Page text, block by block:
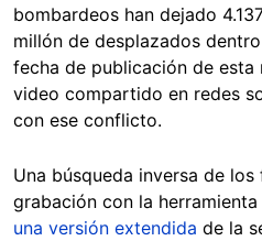
bombardeos han dejado
millón de desplazados
fecha de publicación de esta
video compartido en redes
con ese conflicto.
Una búsqueda inversa de
grabación con la herramienta
una versión extendida de la